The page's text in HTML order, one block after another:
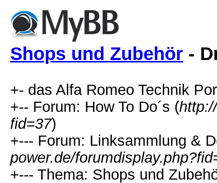
Shops und Zubehör -
+- das Alfa Romeo Technik
+-- Forum: How To Do´s (
fid=37)
+--- Forum: Linksammlung &
power.de/
+--- Thema: Shops und